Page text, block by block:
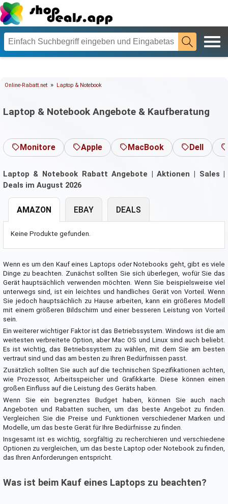
Online-Rabatt.net » Laptop & Notebook
Laptop & Notebook Angebote & Kaufberatung
Monitore Apple MacBook Dell
Laptop & Notebook Rabatt Angebote | Aktionen | Sales |
Deals im August 2026
AMAZON
Keine Produkte gefunden.
EBAY DEALS
Wenn es um den Kauf eines Laptops oder Notebooks geht, gibt es viele
Dinge zu beachten. Zunächst sollten Sie sich überlegen, wofür Sie das
Gerät hauptsächlich verwenden möchten. Wenn Sie beispielsweise viel
unterwegs sind, ist ein leichtes und handliches Gerät von Vorteil. Wenn
Sie jedoch hauptsächlich zu Hause arbeiten, kann ein größeres Modell
mit einem größeren Bildschirm und einer besseren Leistung von Vorteil
sein.
Ein weiterer wichtiger Faktor ist das Betriebssystem. Windows ist die am
weitesten verbreitete Option, aber Mac OS und Linux sind auch beliebt.
Es ist wichtig, das Betriebssystem zu wählen, mit dem Sie am besten
vertraut sind und das am besten zu Ihren Bedürfnissen passt.
Zusätzlich sollten Sie auch auf die technischen Spezifikationen achten,
wie Prozessor, Arbeitsspeicher und Grafikkarte. Diese können einen
großen Einfluss auf die Leistung des Geräts haben.
Wenn Sie ein begrenztes Budget haben, können Sie auch nach
Angeboten und Rabatten suchen, um das beste Angebot zu finden.
Vergleichen Sie die Preise und Funktionen verschiedener Marken und
Modelle, um das beste Gerät für Ihre Bedürfnisse zu finden.
Insgesamt ist es wichtig, sorgfältig zu recherchieren und verschiedene
Optionen zu vergleichen, um das beste Laptop oder Notebook zu finden,
das Ihren Anforderungen entspricht.
Was ist beim Kauf eines Laptops zu beachten?